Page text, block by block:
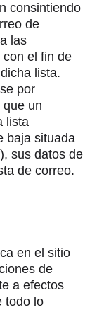
consintiendo
de
las
el fin de
lista.
por
un
lista
baja situada
sus datos de
de correo.
en el sitio
de
a efectos
todo lo